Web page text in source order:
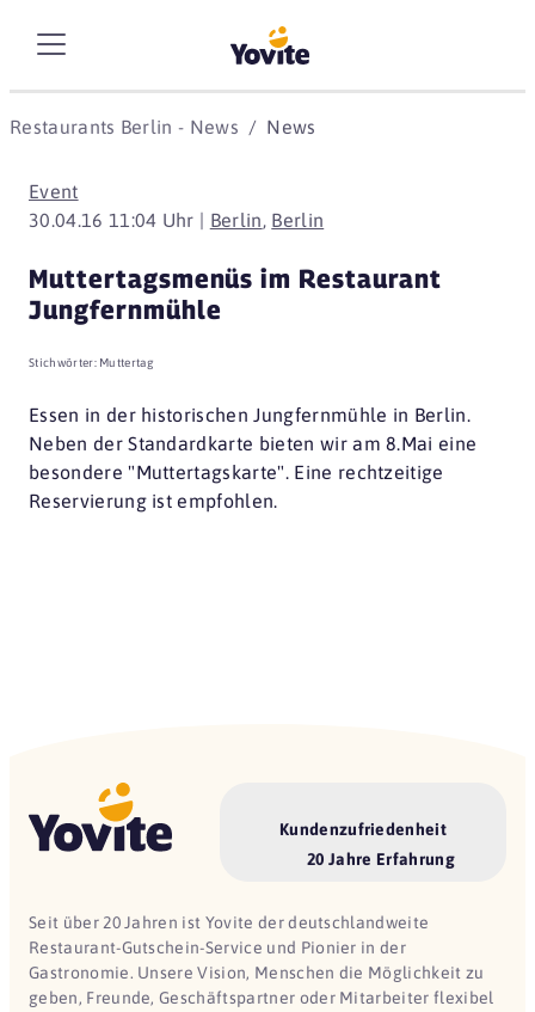
Restaurants Berlin - News News
Event
30.04.16 11:04 Uhr | Berlin, Berlin
Muttertagsmenüs im Restaurant
Jungfernmühle
Stichwörter: Muttertag
Essen in der historischen Jungfernmühle in Berlin.
Neben der Standardkarte bieten wir am 8.Mai eine
besondere "Muttertagskarte". Eine rechtzeitige
Reservierung ist empfohlen.
Kundenzufriedenheit
20 Jahre Erfahrung
Seit über 20 Jahren ist Yovite der deutschlandweite
Restaurant-Gutschein-Service und Pionier in der
Gastronomie. Unsere Vision, Menschen die Möglichkeit zu
geben, Freunde, Geschäftspartner oder Mitarbeiter flexibel